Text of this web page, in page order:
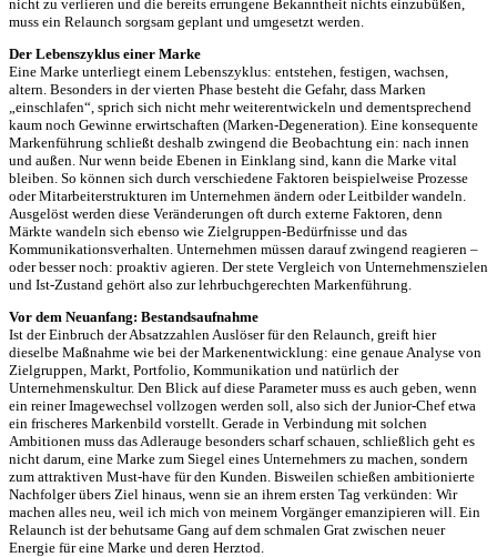
nicht zu verlieren und die bereits errungene Bekanntheit nichts einzubüßen,
muss ein Relaunch sorgsam geplant und umgesetzt werden.
Der Lebenszyklus einer Marke
Eine Marke unterliegt einem Lebenszyklus: entstehen, festigen, wachsen,
altern. Besonders in der vierten Phase besteht die Gefahr, dass Marken
„einschlafen“, sprich sich nicht mehr weiterentwickeln und dementsprechend
kaum noch Gewinne erwirtschaften (Marken-Degeneration). Eine konsequente
Markenführung schließt deshalb zwingend die Beobachtung ein: nach innen
und außen. Nur wenn beide Ebenen in Einklang sind, kann die Marke vital
bleiben. So können sich durch verschiedene Faktoren beispielweise Prozesse
oder Mitarbeiterstrukturen im Unternehmen ändern oder Leitbilder wandeln.
Ausgelöst werden diese Veränderungen oft durch externe Faktoren, denn
Märkte wandeln sich ebenso wie Zielgruppen-Bedürfnisse und das
Kommunikationsverhalten. Unternehmen müssen darauf zwingend reagieren –
oder besser noch: proaktiv agieren. Der stete Vergleich von Unternehmenszielen
und Ist-Zustand gehört also zur lehrbuchgerechten Markenführung.
Vor dem Neuanfang: Bestandsaufnahme
Ist der Einbruch der Absatzzahlen Auslöser für den Relaunch, greift hier
dieselbe Maßnahme wie bei der Markenentwicklung: eine genaue Analyse von
Zielgruppen, Markt, Portfolio, Kommunikation und natürlich der
Unternehmenskultur. Den Blick auf diese Parameter muss es auch geben, wenn
ein reiner Imagewechsel vollzogen werden soll, also sich der Junior-Chef etwa
ein frischeres Markenbild vorstellt. Gerade in Verbindung mit solchen
Ambitionen muss das Adlerauge besonders scharf schauen, schließlich geht es
nicht darum, eine Marke zum Siegel eines Unternehmers zu machen, sondern
zum attraktiven Must-have für den Kunden. Bisweilen schießen ambitionierte
Nachfolger übers Ziel hinaus, wenn sie an ihrem ersten Tag verkünden: Wir
machen alles neu, weil ich mich von meinem Vorgänger emanzipieren will. Ein
Relaunch ist der behutsame Gang auf dem schmalen Grat zwischen neuer
Energie für eine Marke und deren Herztod.